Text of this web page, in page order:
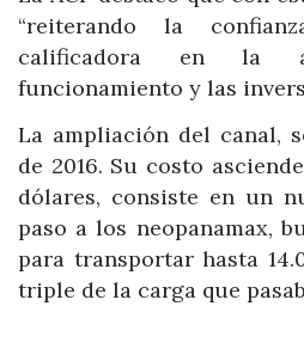
“reiterando la
calificadora en la
funcionamiento y las
La ampliación del canal,
de 2016. Su costo
dólares, consiste en un
paso a los neopanamax,
para transportar hasta
triple de la carga que